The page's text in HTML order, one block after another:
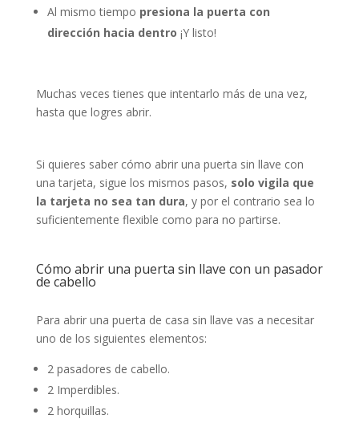
Al mismo tiempo presiona la puerta con
dirección hacia dentro ¡Y listo!
Muchas veces tienes que intentarlo más de una vez,
hasta que logres abrir.
Si quieres saber cómo abrir una puerta sin llave con
una tarjeta, sigue los mismos pasos, solo vigila que
la tarjeta no sea tan dura, y por el contrario sea lo
suficientemente flexible como para no partirse.
Cómo abrir una puerta sin llave con un pasador
de cabello
Para abrir una puerta de casa sin llave vas a necesitar
uno de los siguientes elementos:
2 pasadores de cabello.
2 Imperdibles.
2 horquillas.